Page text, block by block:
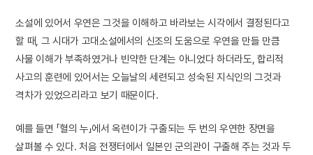
소설에 있어서 우연은 그것을 이해하고 바라보는 시각에서 결정된다고
할 때, 그 시대가 고대소설에서의 신조의 도움으로 우연을 만들 만큼
사물 이해가 부족하였거나 빈약한 단계는 아니었다 하더라도, 합리적
사고의 훈련에 있어서는 오늘날의 세련되고 성숙된 지식인의 그것과
격차가 있었으리라고 보기 때문이다.
예를 들면 「혈의 누」에서 옥련이가 구출되는 두 번의 우연한 장면을
살펴볼 수 있다. 처음 전쟁터에서 일본인 군의관이 구출해 주는 것과 두